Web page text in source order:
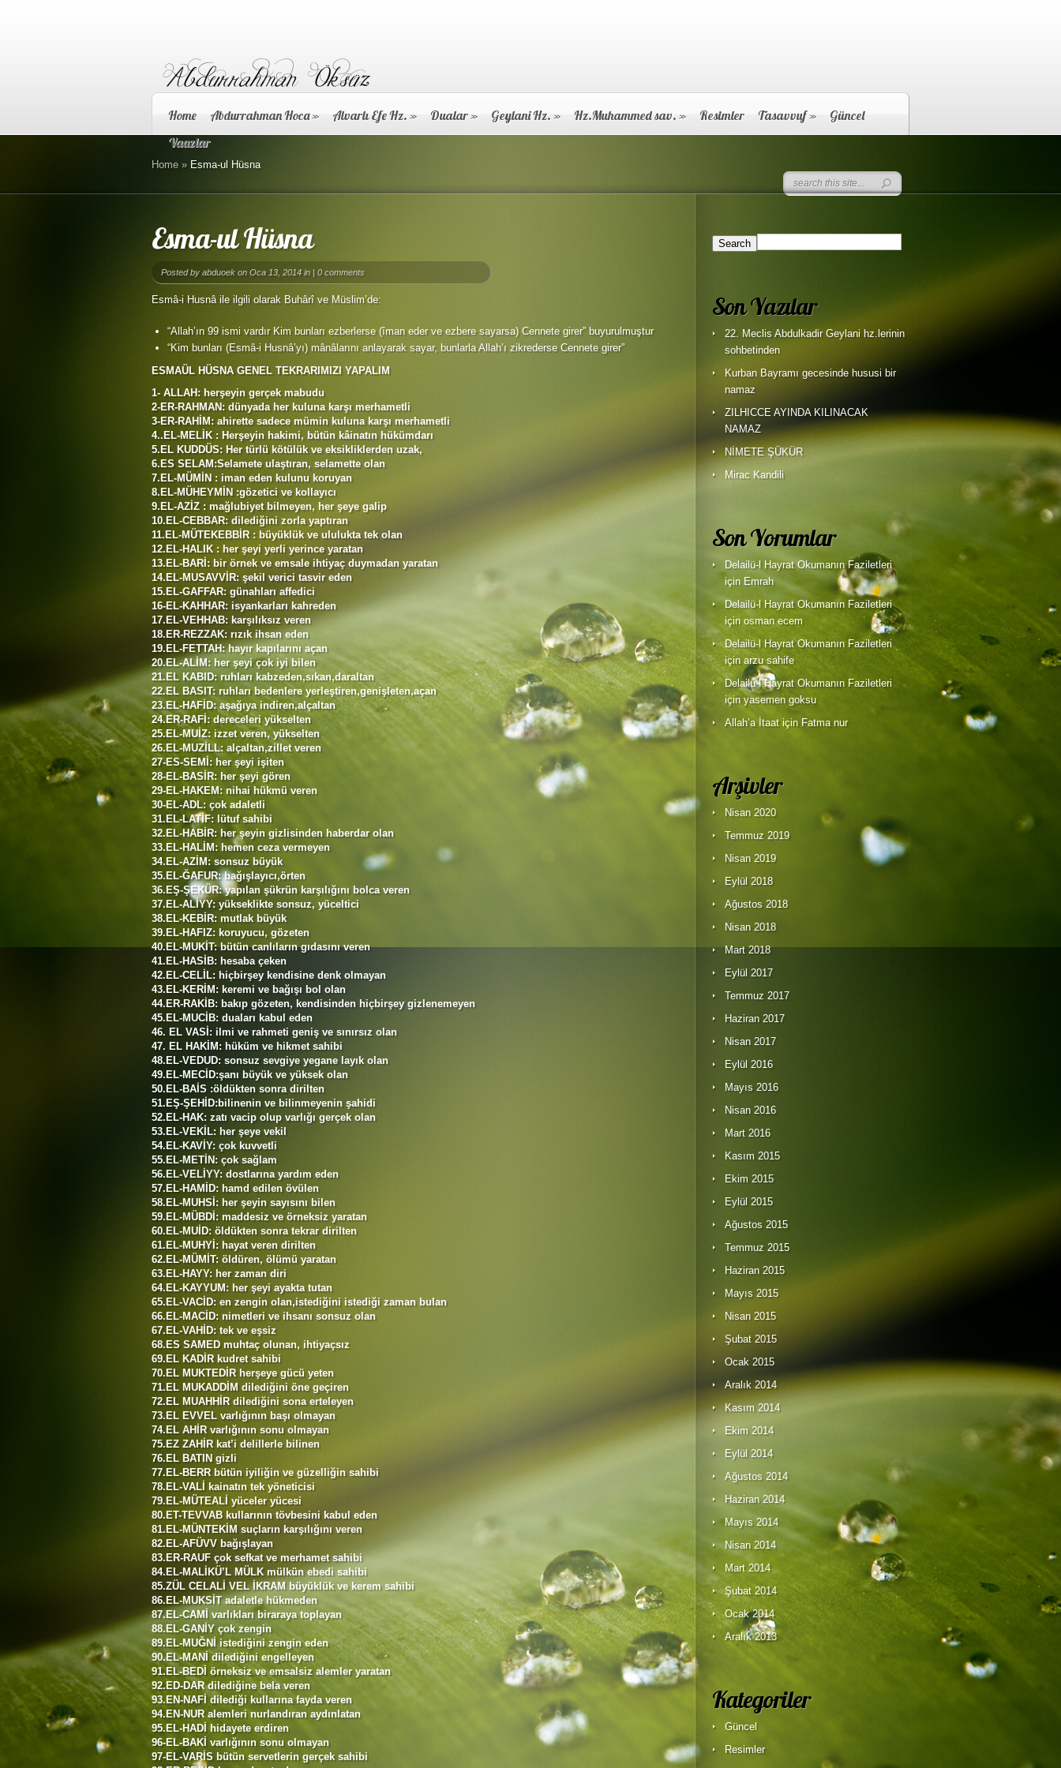
Home Abdurrahman Hoca» Alvarlı Efe Hz. » Dualar» Geylani Hz. » Hz.Muhammed sav. » Resimler Tasavvuf»
Güncel
Vaazlar
Home » Esma-ul Hüsna
Esma-ul Hüsna
Posted by abduoek on Oca 13, 2014 in | 0 comments
Esmâ-i Husnâ ile ilgili olarak Buhârî ve Müslim’de:
“Allah’ın 99 ismi vardır Kim bunları ezberlerse (îman eder ve ezbere sayarsa) Cennete girer” buyurulmuştur
“Kim bunları (Esmâ-i Husnâ’yı) mânâlarını anlayarak sayar, bunlarla Allah’ı zikrederse Cennete girer”
ESMAÜL HÜSNA GENEL TEKRARIMIZI YAPALIM
1- ALLAH: herşeyin gerçek mabudu
2-ER-RAHMAN: dünyada her kuluna karşı merhametli
3-ER-RAHİM: ahirette sadece mümin kuluna karşı merhametli
4..EL-MELİK : Herşeyin hakimi, bütün kâinatın hükümdarı
5.EL KUDDÜS: Her türlü kötülük ve eksikliklerden uzak,
6.ES SELAM:Selamete ulaştıran, selamette olan
7.EL-MÜMİN : iman eden kulunu koruyan
8.EL-MÜHEYMİN :gözetici ve kollayıcı
9.EL-AZİZ : mağlubiyet bilmeyen, her şeye galip
10.EL-CEBBAR: dilediğini zorla yaptıran
11.EL-MÜTEKEBBİR : büyüklük ve ululukta tek olan
12.EL-HALIK : her şeyi yerli yerince yaratan
13.EL-BARİ: bir örnek ve emsale ihtiyaç duymadan yaratan
14.EL-MUSAVVİR: şekil verici tasvir eden
15.EL-GAFFAR: günahları affedici
16-EL-KAHHAR: isyankarları kahreden
17.EL-VEHHAB: karşılıksız veren
18.ER-REZZAK: rızık ihsan eden
19.EL-FETTAH: hayır kapılarını açan
20.EL-ALİM: her şeyi çok iyi bilen
21.EL KABID: ruhları kabzeden,sıkan,daraltan
22.EL BASIT: ruhları bedenlere yerleştiren,genişleten,açan
23.EL-HAFİD: aşağıya indiren,alçaltan
24.ER-RAFİ: dereceleri yükselten
25.EL-MUİZ: izzet veren, yükselten
26.EL-MUZİLL: alçaltan,zillet veren
27-ES-SEMİ: her şeyi işiten
28-EL-BASİR: her şeyi gören
29-EL-HAKEM: nihai hükmü veren
30-EL-ADL: çok adaletli
31.EL-LATİF: lütuf sahibi
32.EL-HABİR: her şeyin gizlisinden haberdar olan
33.EL-HALİM: hemen ceza vermeyen
34.EL-AZİM: sonsuz büyük
35.EL-ĞAFUR: bağışlayıcı,örten
36.EŞ-ŞEKÜR: yapılan şükrün karşılığını bolca veren
37.EL-ALİYY: yükseklikte sonsuz, yüceltici
38.EL-KEBİR: mutlak büyük
39.EL-HAFIZ: koruyucu, gözeten
40.EL-MUKİT: bütün canlıların gıdasını veren
41.EL-HASİB: hesaba çeken
42.EL-CELİL: hiçbirşey kendisine denk olmayan
43.EL-KERİM: keremi ve bağışı bol olan
44.ER-RAKİB: bakıp gözeten, kendisinden hiçbirşey gizlenemeyen
45.EL-MUCİB: duaları kabul eden
46. EL VASİ: ilmi ve rahmeti geniş ve sınırsız olan
47. EL HAKİM: hüküm ve hikmet sahibi
48.EL-VEDUD: sonsuz sevgiye yegane layık olan
49.EL-MECİD:şanı büyük ve yüksek olan
50.EL-BAİS :öldükten sonra dirilten
51.EŞ-ŞEHİD:bilinenin ve bilinmeyenin şahidi
52.EL-HAK: zatı vacip olup varlığı gerçek olan
53.EL-VEKİL: her şeye vekil
54.EL-KAVİY: çok kuvvetli
55.EL-METİN: çok sağlam
56.EL-VELİYY: dostlarına yardım eden
57.EL-HAMİD: hamd edilen övülen
58.EL-MUHSİ: her şeyin sayısını bilen
59.EL-MÜBDİ: maddesiz ve örneksiz yaratan
60.EL-MUİD: öldükten sonra tekrar dirilten
61.EL-MUHYİ: hayat veren dirilten
62.EL-MÜMİT: öldüren, ölümü yaratan
63.EL-HAYY: her zaman diri
64.EL-KAYYUM: her şeyi ayakta tutan
65.EL-VACİD: en zengin olan,istediğini istediği zaman bulan
66.EL-MACİD: nimetleri ve ihsanı sonsuz olan
67.EL-VAHİD: tek ve eşsiz
68.ES SAMED muhtaç olunan, ihtiyaçsız
69.EL KADİR kudret sahibi
70.EL MUKTEDİR herşeye gücü yeten
71.EL MUKADDİM dilediğini öne geçiren
72.EL MUAHHİR dilediğini sona erteleyen
73.EL EVVEL varlığının başı olmayan
74.EL AHİR varlığının sonu olmayan
75.EZ ZAHİR kat’i delillerle bilinen
76.EL BATIN gizli
77.EL-BERR bütün iyiliğin ve güzelliğin sahibi
78.EL-VALİ kainatın tek yöneticisi
79.EL-MÜTEALİ yüceler yücesi
80.ET-TEVVAB kullarının tövbesini kabul eden
81.EL-MÜNTEKİM suçların karşılığını veren
82.EL-AFÜVV bağışlayan
83.ER-RAUF çok sefkat ve merhamet sahibi
84.EL-MALİKÜ’L MÜLK mülkün ebedi sahibi
85.ZÜL CELALİ VEL İKRAM büyüklük ve kerem sahibi
86.EL-MUKSİT adaletle hükmeden
87.EL-CAMİ varlıkları biraraya toplayan
88.EL-GANİY çok zengin
89.EL-MUĞNİ istediğini zengin eden
90.EL-MANİ dilediğini engelleyen
91.EL-BEDİ örneksiz ve emsalsiz alemler yaratan
92.ED-DAR dilediğine bela veren
93.EN-NAFİ dilediği kullarına fayda veren
94.EN-NUR alemleri nurlandıran aydınlatan
95.EL-HADİ hidayete erdiren
96-EL-BAKİ varlığının sonu olmayan
97-EL-VARİS bütün servetlerin gerçek sahibi
Son Yazılar
22. Meclis Abdulkadir Geylani hz.lerinin
sohbetinden
Kurban Bayramı gecesinde hususi bir
namaz
ZILHICCE AYINDA KILINACAK
NAMAZ
NİMETE ŞÜKÜR
Mirac Kandili
Son Yorumlar
Delailü-l Hayrat Okumanın Faziletleri
için Emrah
Delailü-l Hayrat Okumanın Faziletleri
için osman ecem
Delailü-l Hayrat Okumanın Faziletleri
içinarzu sahife
Delailü-l Hayrat Okumanın Faziletleri
için yasemen goksu
Allah’a İtaatiçin Fatma nur
Arşivler
Nisan 2020
Temmuz 2019
Nisan 2019
Eylül 2018
Ağustos 2018
Nisan 2018
Mart 2018
Eylül 2017
Temmuz 2017
Haziran 2017
Nisan 2017
Eylül 2016
Mayıs 2016
Nisan 2016
Mart 2016
Kasım 2015
Ekim 2015
Eylül 2015
Ağustos 2015
Temmuz 2015
Haziran 2015
Mayıs 2015
Nisan 2015
Şubat 2015
Ocak 2015
Aralık 2014
Kasım 2014
Ekim 2014
Eylül 2014
Ağustos 2014
Haziran 2014
Mayıs 2014
Nisan 2014
Mart 2014
Şubat 2014
Ocak 2014
Aralık 2013
Kategoriler
Güncel
Resimler